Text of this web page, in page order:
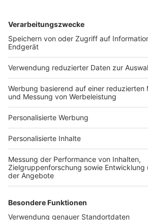
Services
Bauprojekt-Quiz
Häuser-Suche
Hausanbieter-Suche
Bauprojekt-Profil
Für Unternehmen
Ihre Baufirma auf bauen.de
Kostenloses Infogespräch